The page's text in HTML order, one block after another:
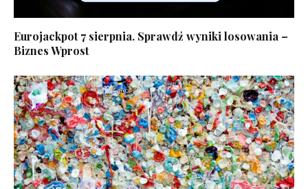
Eurojackpot 7 sierpnia. Sprawdź wyniki losowania –
Biznes Wprost